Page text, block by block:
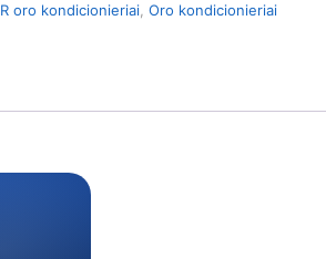
oro kondicionieriai ,Oro kondicionieriai